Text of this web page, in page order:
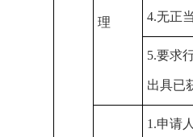
理 4.无正
5.要求
出具已
1.申请